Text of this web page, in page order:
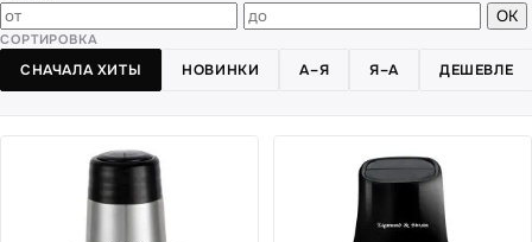
ОК
СОРТИРОВКА
СНАЧАЛА ХИТЫ НОВИНКИ А–Я Я–А ДЕШЕВЛЕ